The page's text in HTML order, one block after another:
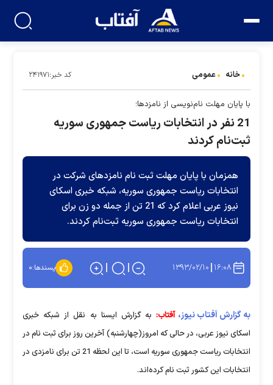
خانه عمومی کد خبر:۲۴۱۹۷۱
با پایان مهلت نام‌نویسی از نامزدها؛
21 نفر در انتخابات ریاست جمهوری سوریه
ثبت‌نام کردند
همزمان با پایان مهلت ثبت نام نامزدهای شرکت در
انتخابات ریاست جمهوری سوریه، شبکه خبری اسکای
نیوز عربی اعلام کرد که 21 تن از جمله دو زن برای
انتخابات ریاست جمهوری سوریه ثبت‌نام کردند.
۱۶:۰۸ ۱۳۹۳/۰۲/۱۰ پسندها:۰
به گزارش آفتاب نیوز، آفتاب: به گزارش ایسنا به نقل از شبکه خبری
اسکای نیوز عربی، در حالی که امروز(چهارشنبه) آخرین روز برای ثبت نام در
انتخابات ریاست جمهوری سوریه است، تا این لحظه 21 تن برای نامزدی در
انتخابات این کشور ثبت نام کرده‌اند.